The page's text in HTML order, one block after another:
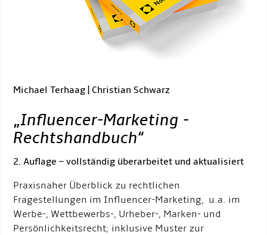
Michael Terhaag | Christian Schwarz
„Influencer-Marketing -
Rechtshandbuch“
2. Auflage – vollständig überarbeitet und aktualisiert
Praxisnaher Überblick zu rechtlichen
Fragestellungen im Influencer-Marketing, u.a. im
Werbe-, Wettbewerbs-, Urheber-, Marken- und
Persönlichkeitsrecht; inklusive Muster zur